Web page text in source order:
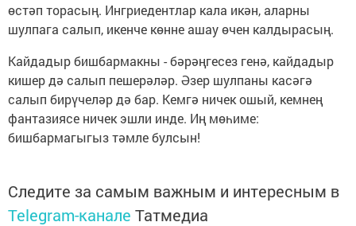
өстәп торасың. Ингриедентлар кала икән, аларны
шулпага салып, икенче көнне ашау өчен калдырасың.
Кайдадыр бишбармакны - бәрәңгесез генә, кайдадыр
кишер дә салып пешерәләр. Әзер шулпаны касәгә
салып бирүчеләр дә бар. Кемгә ничек ошый, кемнең
фантазиясе ничек эшли инде. Иң мөһиме:
бишбармагыгыз тәмле булсын!
Следите за самым важным и интересным в
Telegram-канале Татмедиа